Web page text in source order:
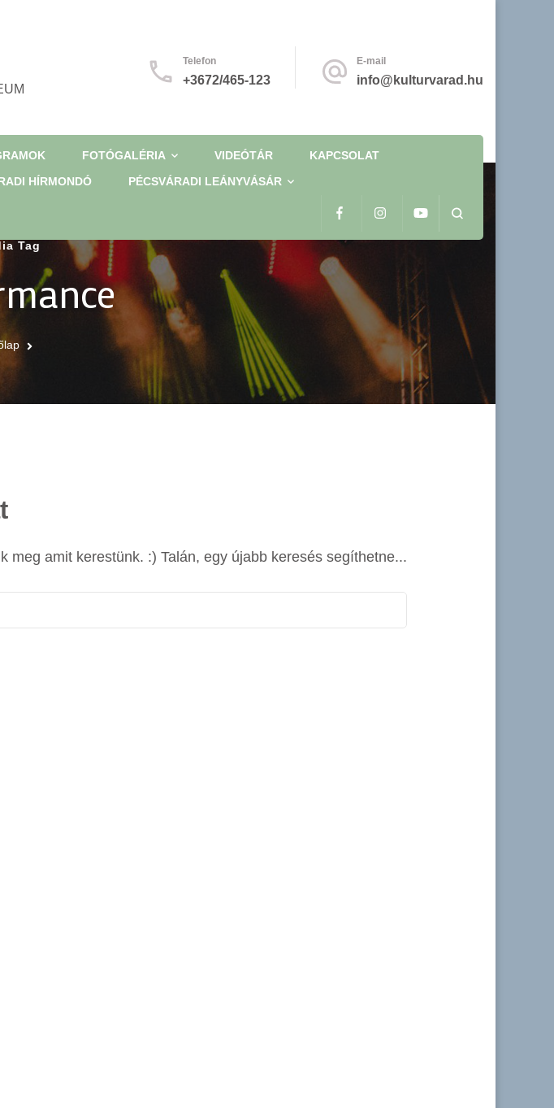
Telefon
+3672/465-123
E-mail
info@kulturvarad.hu
FOTÓGALÉRIA VIDEÓTÁR
KAPCSOLAT
HÍRMONDÓ PÉCSVÁRADI LEÁNYVÁSÁR
Tag
meg amit kerestünk. :) Talán, egy újabb keresés segíthetne...